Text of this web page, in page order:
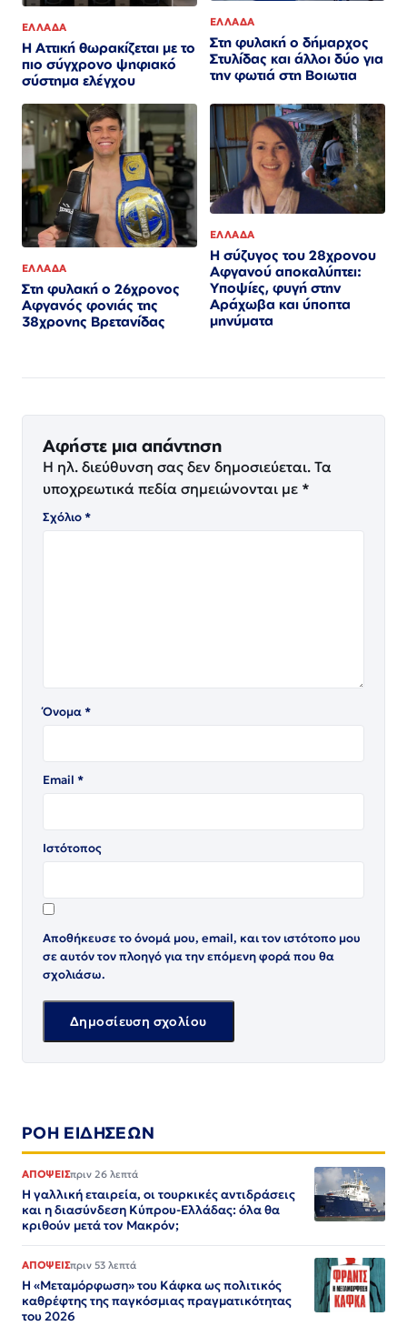
ΕΛΛΑΔΑ
Η Αττική θωρακίζεται με το
πιο σύγχρονο ψηφιακό
σύστημα ελέγχου
ΕΛΛΑΔΑ
Στη φυλακή ο δήμαρχος
Στυλίδας και άλλοι δύο για
την φωτιά στη Βοιωτια
ΕΛΛΑΔΑ
Στη φυλακή ο 26χρονος
Αφγανός φονιάς της
38χρονης Βρετανίδας
ΕΛΛΑΔΑ
Η σύζυγος του 28χρονου
Αφγανού αποκαλύπτει:
Υποψίες, φυγή στην
Αράχωβα και ύποπτα
μηνύματα
Αφήστε μια απάντηση
Η ηλ. διεύθυνση σας δεν δημοσιεύεται. Τα
υποχρεωτικά πεδία σημειώνονται με *
Σχόλιο*
Όνομα*
Email *
Ιστότοπος
Αποθήκευσε το όνομά μου, email, και τον ιστότοπο μου
σε αυτόν τον πλοηγό για την επόμενη φορά που θα
σχολιάσω.
ΡΟΗ ΕΙΔΗΣΕΩΝ
ΑΠΟΨΕΙΣπριν 26 λεπτά
Η γαλλική εταιρεία, οι τουρκικές αντιδράσεις
και η διασύνδεση Κύπρου-Ελλάδας: όλα θα
κριθούν μετά τον Μακρόν;
ΑΠΟΨΕΙΣπριν 53 λεπτά
Η «Μεταμόρφωση» του Κάφκα ως πολιτικός
καθρέφτης της παγκόσμιας πραγματικότητας
του 2026